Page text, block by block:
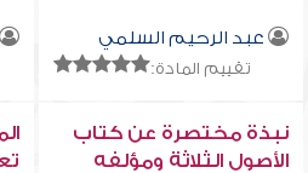
عبد الرحيم السلمي
تقييم المادة:
نبذة مختصرة عن كتاب
الأصول الثلاثة ومؤلفه